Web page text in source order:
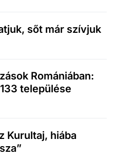
sőt már szívjuk
Romániában:
települése
Kurultaj, hiába